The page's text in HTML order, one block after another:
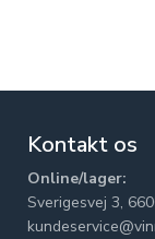
Kontakt os
Online/lager:
Sverigesvej 3,